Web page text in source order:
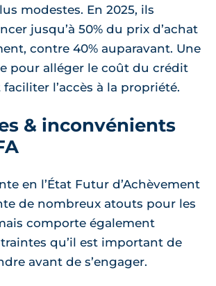
modestes. En 2025, ils
jusqu’à 50% du prix d’achat
contre 40% auparavant. Une
pour alléger le coût du crédit
l’accès à la propriété.
& inconvénients
en l’État Futur d’Achèvement
de nombreux atouts pour les
comporte également
qu’il est important de
avant de s’engager.